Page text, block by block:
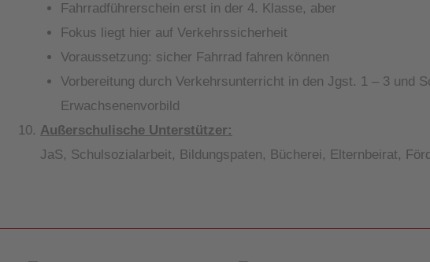
Fahrradführerschein erst in der 4. Klasse, aber
Fokus liegt hier auf Verkehrssicherheit
Voraussetzung: sicher Fahrrad fahren können
Vorbereitung durch Verkehrsunterricht in den Jgst. 1 – 3 und
Erwachsenenvorbild
Außerschulische Unterstützer:
JaS, Schulsozialarbeit, Bildungspaten, Bücherei, Elternbeirat,